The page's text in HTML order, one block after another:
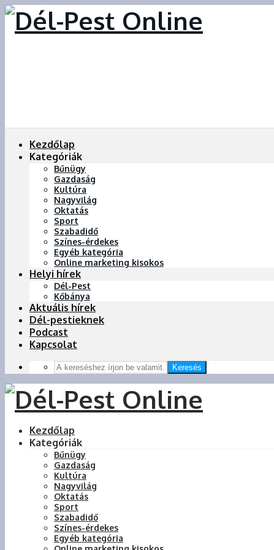
Kezdőlap
Kategóriák
Bűnügy
Gazdaság
Kultúra
Nagyvilág
Oktatás
Sport
Szabadidő
Színes-érdekes
Egyéb kategória
Online marketing kisokos
Helyi hírek
Dél-Pest
Kőbánya
Aktuális hírek
Dél-pestieknek
Podcast
Kapcsolat
Keresés
Kezdőlap
Kategóriák
Bűnügy
Gazdaság
Kultúra
Nagyvilág
Oktatás
Sport
Szabadidő
Színes-érdekes
Egyéb kategória